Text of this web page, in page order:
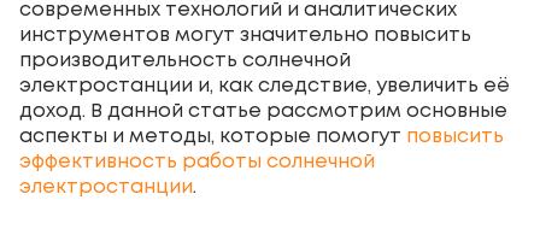
современных технологий и аналитических
инструментов могут значительно повысить
производительность солнечной
электростанции и, как следствие, увеличить её
доход. В данной статье рассмотрим основные
аспекты и методы, которые помогут повысить
эффективность работы солнечной
электростанции.